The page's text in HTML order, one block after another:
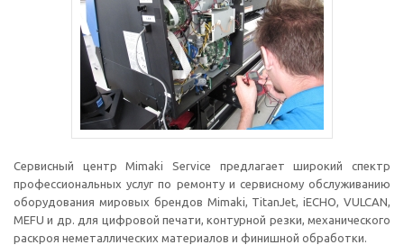
Сервисный центр Mimaki Service предлагает широкий спектр
профессиональных услуг по ремонту и сервисному обслуживанию
оборудования мировых брендов Mimaki, TitanJet, iECHO, VULCAN,
MEFU и др. для цифровой печати, контурной резки, механического
раскроя неметаллических материалов и финишной обработки.